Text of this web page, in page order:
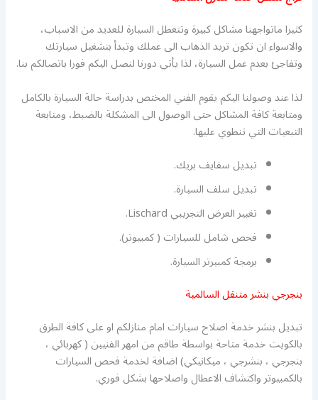
كثيرا ماتواجهنا مشاكل كبيرة وتتعطل السيارة للعديد من الاسباب،
والاسواء ان تكون تريد الذهاب الى عملك وتبدأ بتشغيل سيارتك
وتفاجئ بعدم عمل السيارة، لذا يأتي دورنا لنصل اليكم فورا باتصالكم بنا.
لذا عند وصولنا اليكم يقوم الفني المختص بدراسة حالة السيارة بالكامل
ومتابعة كافة المشاكل حتى الوصول الى المشكلة بالضبط، ومتابعة
التبعيات التي تنطوي عليها.
تبديل سفايف بريك.
تبديل سلف السيارة.
تغيير العرض التجريبي Lischard.
فحص شامل للسيارات ( كمبيوتر).
برمجة كمبيرتر السيارة.
بنجرجي بنشر متنقل السالمية
تبديل بنشر خدمة اصلاح سيارات امام منازلكم او على كافة الطرق
بالكويت خدمة متاحة بواسطة طاقم من امهر الفنيين ( كهربائي ،
بنجرجي ، بنشرجي ، ميكانيكي) اضافة لخدمة فحص السيارات
بالكمبيوتر واكتشاف الاعطال واصلاحها بشكل فوري.